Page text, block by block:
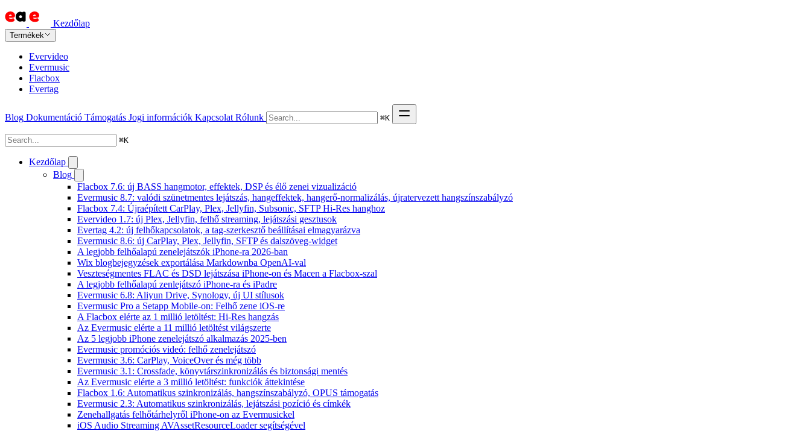
Kezdőlap
Termékek
Evervideo
Evermusic
Flacbox
Evertag
Blog Dokumentáció Támogatás Jogi információk Kapcsolat Rólunk ⌘K
⌘K
Kezdőlap
Blog
Flacbox 7.6: új BASS hangmotor, effektek, DSP és élő zenei vizualizáció
Evermusic 8.7: valódi szünetmentes lejátszás, hangeffektek, hangerő-normalizálás, újratervezett hangszínszabályzó
Flacbox 7.4: Újraépített CarPlay, Plex, Jellyfin, Subsonic, SFTP Hi-Res hanghoz
Evervideo 1.7: új Plex, Jellyfin, felhő streaming, lejátszási gesztusok
Evertag 4.2: új felhőkapcsolatok, a tag-szerkesztő beállításai elmagyarázva
Evermusic 8.6: új CarPlay, Plex, Jellyfin, SFTP és dalszöveg-widget
A legjobb felhőalapú zenelejátszók iPhone-ra 2026-ban
Wix blogbejegyzések exportálása Markdownba OpenAI-val
Veszteségmentes FLAC és DSD lejátszása iPhone-on és Macen a Flacbox-szal
A legjobb felhőalapú zenlejátszó iPhone-ra és iPadre
Evermusic 6.8: Aliyun Drive, Synology, új UI stílusok
Evermusic Pro a Setapp Mobile-on: Felhő zene iOS-re
A Flacbox elérte az 1 millió letöltést: Hi-Res hangzás
Az Evermusic elérte a 11 millió letöltést világszerte
Az 5 legjobb iPhone zenelejátszó alkalmazás 2025-ben
Evermusic promóciós videó: felhő zenelejátszó
Evermusic 3.6: CarPlay, VoiceOver és még több
Evermusic 3.1: Crossfade, könyvtárszinkronizálás és biztonsági mentés
Az Evermusic elérte a 3 millió letöltést: funkciók áttekintése
Flacbox 1.6: Automatikus szinkronizálás, hangszínszabályzó, OPUS támogatás
Evermusic 2.3: Automatikus szinkronizálás, lejátszási pozíció és címkék
Zenehallgatás felhőtárhelyről iPhone-on az Evermusickel
iOS Audio Streaming AVAssetResourceLoader segítségével